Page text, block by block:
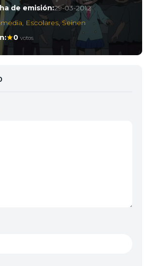
de emisión:29-03-2012
, Escolares,Seinen
0 votos